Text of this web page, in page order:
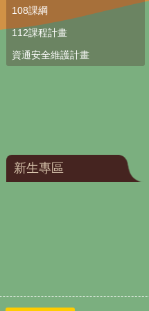
108課綱
112課程計畫
資通安全維護計畫
新生專區